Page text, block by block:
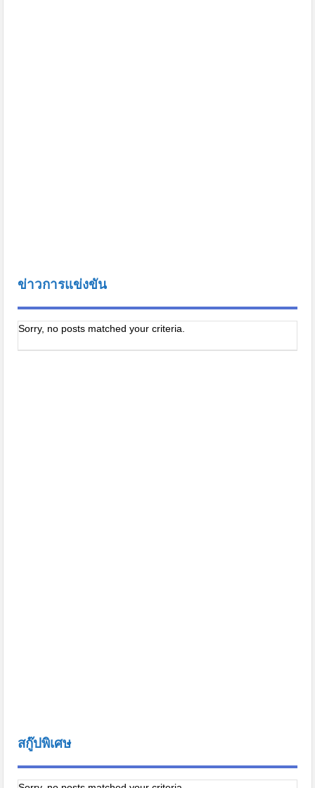
ข่าวการแข่งขัน
Sorry, no posts matched your criteria.
สกู๊ปพิเศษ